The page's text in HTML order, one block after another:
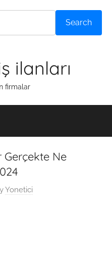
Search
ilanları
firmalar
Gerçekte Ne
Yonetici